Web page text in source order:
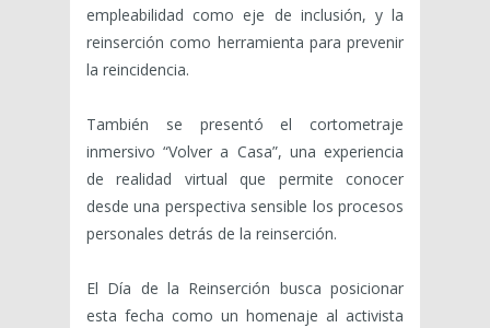
empleabilidad como eje de inclusión, y la
reinserción como herramienta para prevenir
la reincidencia.
También se presentó el cortometraje
inmersivo “Volver a Casa”, una experiencia
de realidad virtual que permite conocer
desde una perspectiva sensible los procesos
personales detrás de la reinserción.
El Día de la Reinserción busca posicionar
esta fecha como un homenaje al activista